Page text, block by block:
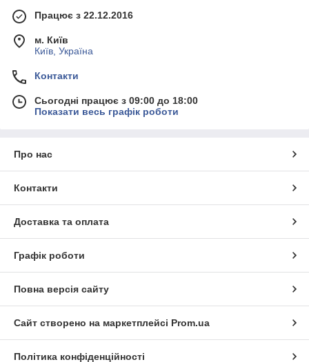
Працює з 22.12.2016
м. Київ
Київ, Україна
Контакти
Сьогодні працює з 09:00 до 18:00
Показати весь графік роботи
Про нас
Контакти
Доставка та оплата
Графік роботи
Повна версія сайту
Сайт створено на маркетплейсі Prom.ua
Політика конфіденційності